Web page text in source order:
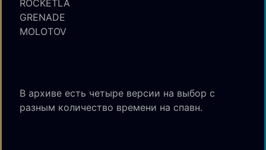
ROCKETLA
GRENADE
MOLOTOV
В архиве есть четыре версии на выбор с
разным количество времени на спавн.